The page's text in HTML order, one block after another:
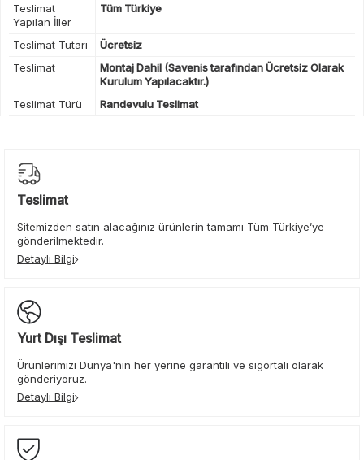
Teslimat
Yapılan İller
Tüm Türkiye
Teslimat Tutarı
Ücretsiz
Teslimat
Montaj Dahil (Savenis tarafından Ücretsiz Olarak
Kurulum Yapılacaktır.)
Teslimat Türü
Randevulu Teslimat
Teslimat
Sitemizden satın alacağınız ürünlerin tamamı Tüm Türkiye’ye
gönderilmektedir.
Detaylı Bilgi
Yurt Dışı Teslimat
Ürünlerimizi Dünya'nın her yerine garantili ve sigortalı olarak
gönderiyoruz.
Detaylı Bilgi